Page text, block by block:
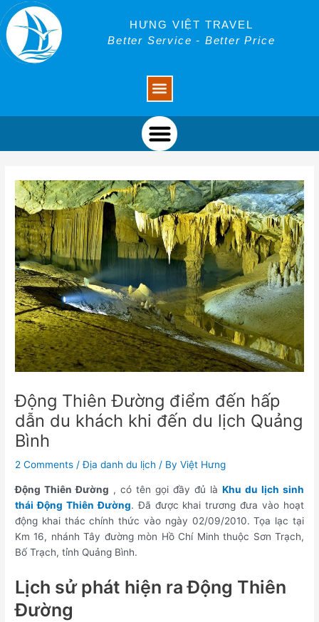
Skip
to
content
HƯNG VIỆT TRAVEL
Better Service - Better Price
Menu
Động Thiên Đường điểm đến hấp
dẫn du khách khi đến du lịch Quảng
Bình
2 Comments /Địa danh du lịch / ByViệt Hưng
Động Thiên Đường , có tên gọi đầy đủ là Khu du lịch sinh
thái Động Thiên Đường. Đã được khai trương đưa vào hoạt
động khai thác chính thức vào ngày 02/09/2010. Tọa lạc tại
Km 16, nhánh Tây đường mòn Hồ Chí Minh thuộc Sơn Trạch,
Bố Trạch, tỉnh Quảng Bình.
Lịch sử phát hiện ra Động Thiên
Đường
Post
navigation